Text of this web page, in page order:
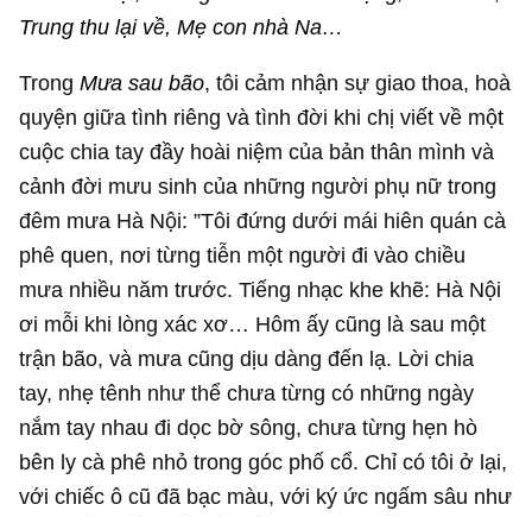
Trung thu lại về, Mẹ con nhà Na…
Trong Mưa sau bão, tôi cảm nhận sự giao thoa, hoà
quyện giữa tình riêng và tình đời khi chị viết về một
cuộc chia tay đầy hoài niệm của bản thân mình và
cảnh đời mưu sinh của những người phụ nữ trong
đêm mưa Hà Nội: ”Tôi đứng dưới mái hiên quán cà
phê quen, nơi từng tiễn một người đi vào chiều
mưa nhiều năm trước. Tiếng nhạc khe khẽ: Hà Nội
ơi mỗi khi lòng xác xơ… Hôm ấy cũng là sau một
trận bão, và mưa cũng dịu dàng đến lạ. Lời chia
tay, nhẹ tênh như thể chưa từng có những ngày
nắm tay nhau đi dọc bờ sông, chưa từng hẹn hò
bên ly cà phê nhỏ trong góc phố cổ. Chỉ có tôi ở lại,
với chiếc ô cũ đã bạc màu, với ký ức ngấm sâu như